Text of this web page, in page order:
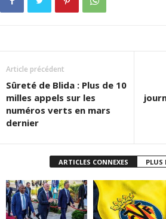
Article précédent
Sûreté de Blida : Plus de 10
milles appels sur les
numéros verts en mars
dernier
ARTICLES CONNEXES PLUS